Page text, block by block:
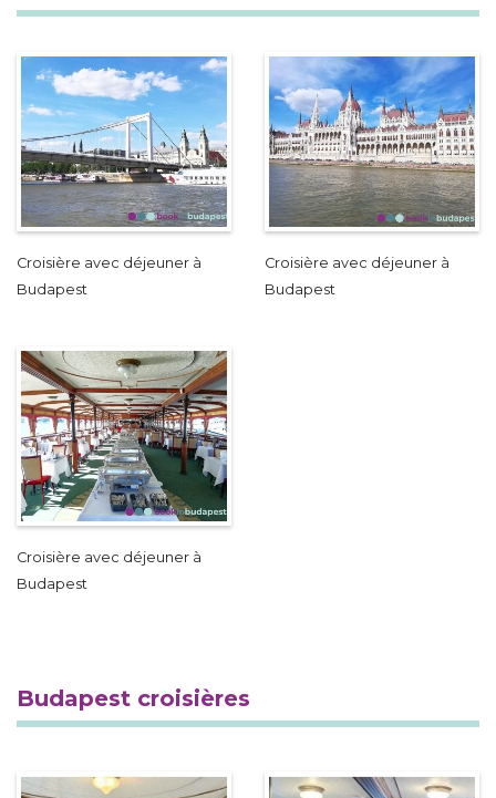
Croisière avec déjeuner à
Budapest
Croisière avec déjeuner à
Budapest
Croisière avec déjeuner à
Budapest
Budapest croisières